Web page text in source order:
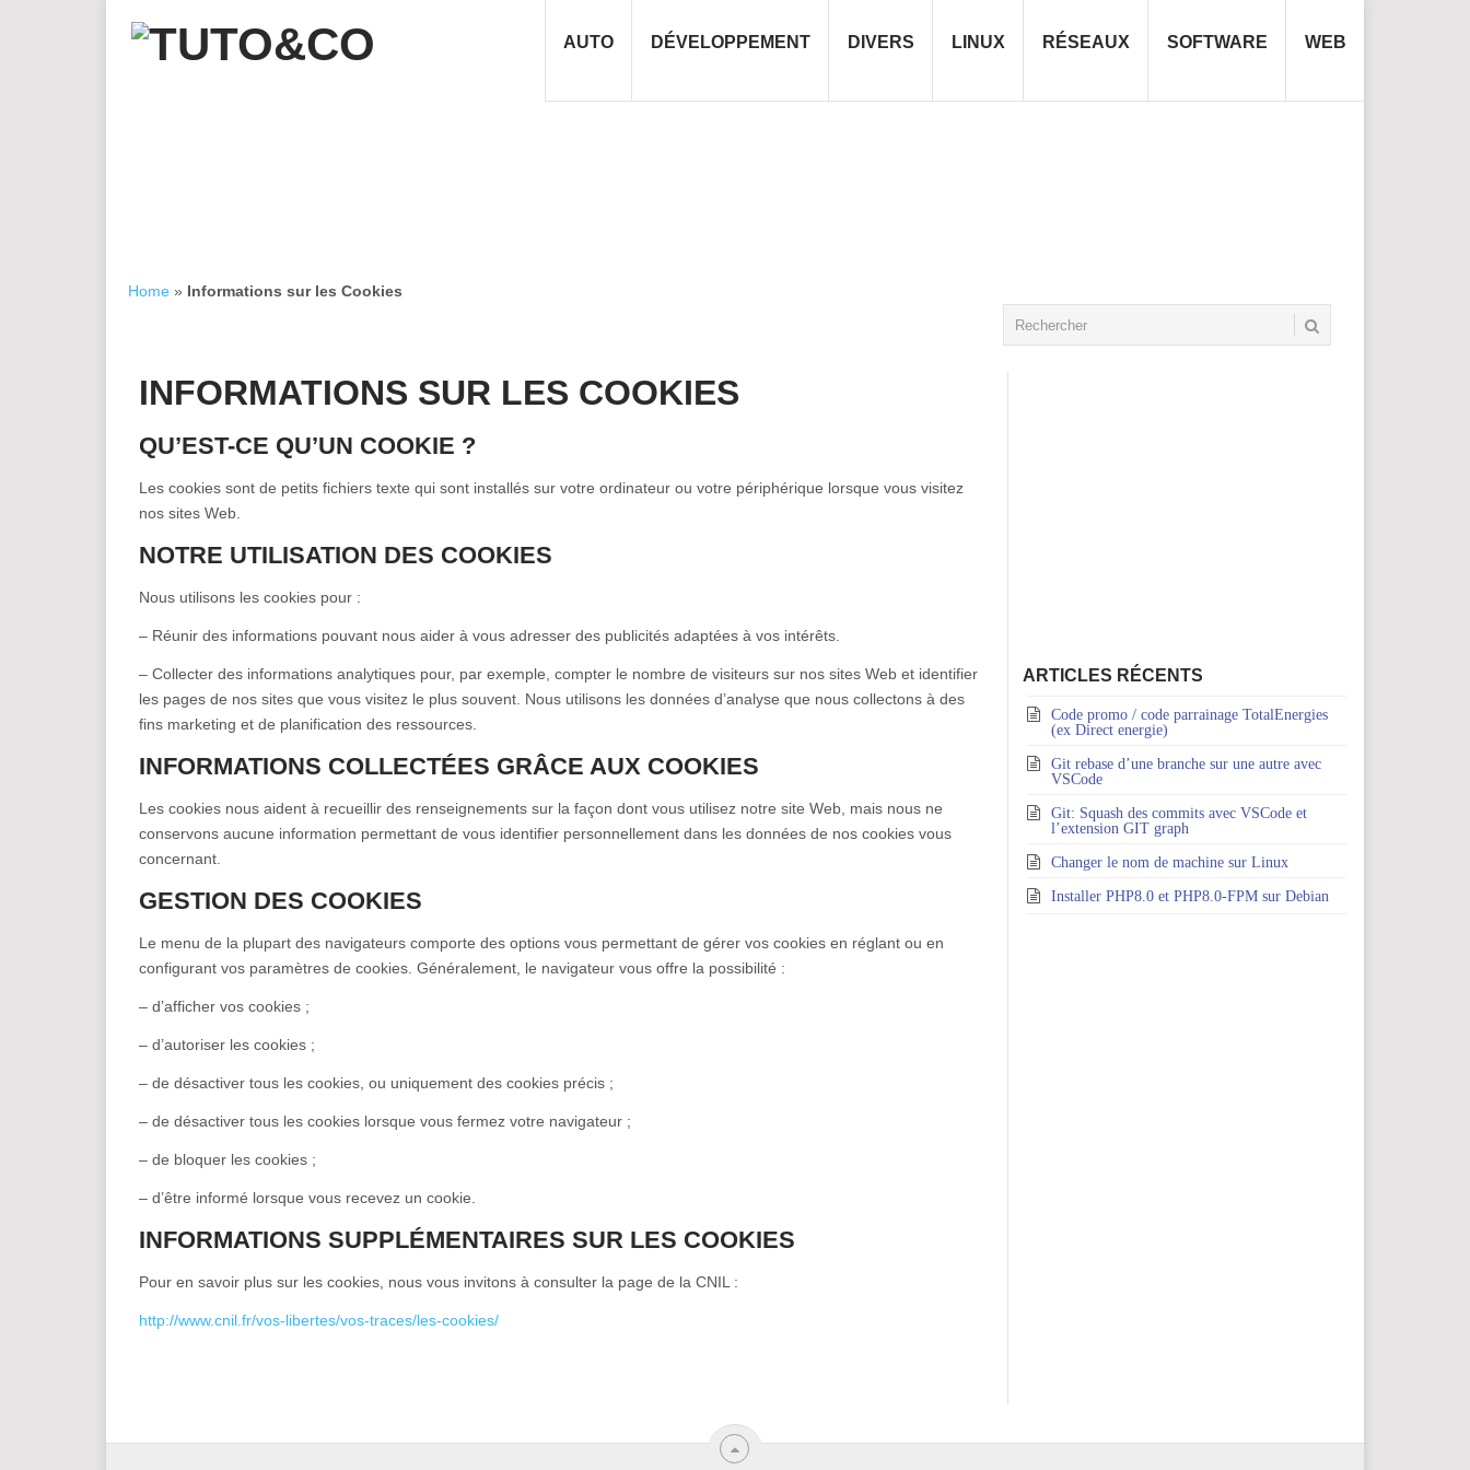
AUTO DÉVELOPPEMENT DIVERS LINUX RÉSEAUX SOFTWARE WEB
Home » Informations sur les Cookies
INFORMATIONS SUR LES COOKIES
QU’EST-CE QU’UN COOKIE ?
Les cookies sont de petits fichiers texte qui sont installés sur votre ordinateur ou votre périphérique lorsque vous visitez
nos sites Web.
NOTRE UTILISATION DES COOKIES
Nous utilisons les cookies pour :
– Réunir des informations pouvant nous aider à vous adresser des publicités adaptées à vos intérêts.
– Collecter des informations analytiques pour, par exemple, compter le nombre de visiteurs sur nos sites Web et identifier
les pages de nos sites que vous visitez le plus souvent. Nous utilisons les données d’analyse que nous collectons à des
fins marketing et de planification des ressources.
INFORMATIONS COLLECTÉES GRÂCE AUX COOKIES
Les cookies nous aident à recueillir des renseignements sur la façon dont vous utilisez notre site Web, mais nous ne
conservons aucune information permettant de vous identifier personnellement dans les données de nos cookies vous
concernant.
GESTION DES COOKIES
Le menu de la plupart des navigateurs comporte des options vous permettant de gérer vos cookies en réglant ou en
configurant vos paramètres de cookies. Généralement, le navigateur vous offre la possibilité :
– d’afficher vos cookies ;
– d’autoriser les cookies ;
– de désactiver tous les cookies, ou uniquement des cookies précis ;
– de désactiver tous les cookies lorsque vous fermez votre navigateur ;
– de bloquer les cookies ;
– d’être informé lorsque vous recevez un cookie.
INFORMATIONS SUPPLÉMENTAIRES SUR LES COOKIES
Pour en savoir plus sur les cookies, nous vous invitons à consulter la page de la CNIL :
http://www.cnil.fr/vos-libertes/vos-traces/les-cookies/
ARTICLES RÉCENTS
Code promo / code parrainage TotalEnergies
(ex Direct energie)
Git rebase d’une branche sur une autre avec
VSCode
Git: Squash des commits avec VSCode et
l’extension GIT graph
Changer le nom de machine sur Linux
Installer PHP8.0 et PHP8.0-FPM sur Debian